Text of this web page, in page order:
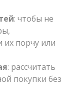
: чтобы не
порчу или
: рассчитать
покупки без